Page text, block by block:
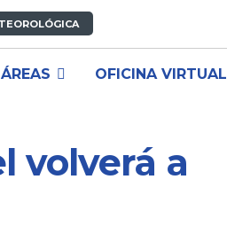
ÁREAS OFICINA VIRTUAL
volverá a